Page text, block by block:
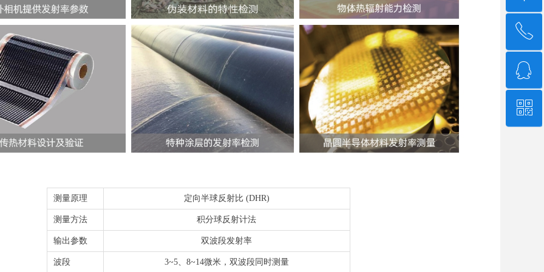
测量原理 定向半球反射比 (DHR)
测量方法 积分球反射计法
输出参数 双波段发射率
波段 3~5、8~14微米，双波段同时测量
回到顶部
ꂅ
ꁗ
QQ客服
ꀥ